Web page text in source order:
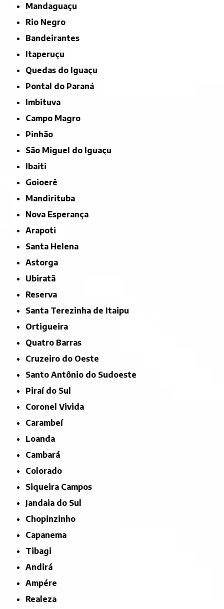
Mandaguaçu
Rio Negro
Bandeirantes
Itaperuçu
Quedas do Iguaçu
Pontal do Paraná
Imbituva
Campo Magro
Pinhão
São Miguel do Iguaçu
Ibaiti
Goioerê
Mandirituba
Nova Esperança
Arapoti
Santa Helena
Astorga
Ubiratã
Reserva
Santa Terezinha de Itaipu
Ortigueira
Quatro Barras
Cruzeiro do Oeste
Santo Antônio do Sudoeste
Piraí do Sul
Coronel Vivida
Carambeí
Loanda
Cambará
Colorado
Siqueira Campos
Jandaia do Sul
Chopinzinho
Capanema
Tibagi
Andirá
Ampére
Realeza